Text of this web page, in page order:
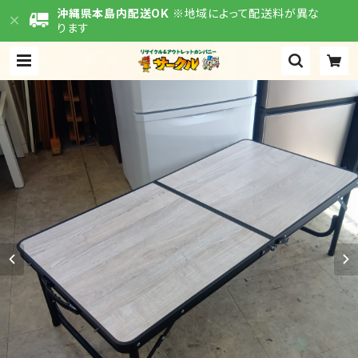
沖縄県本島内配送OK ※地域によって配送料が異な
ります